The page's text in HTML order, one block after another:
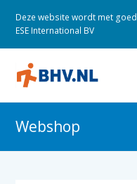
Deze website wordt met
ESE International BV
Webshop